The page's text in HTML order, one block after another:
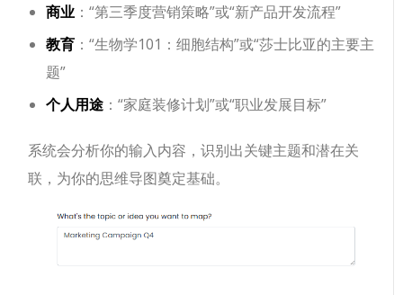
商业 ：“第三季度营销策略”或“新产品开发流程”
教育 ：“生物学101：细胞结构”或“莎士比亚的主要主
题”
个人用途 ：“家庭装修计划”或“职业发展目标”
系统会分析你的输入内容，识别出关键主题和潜在关
联，为你的思维导图奠定基础。